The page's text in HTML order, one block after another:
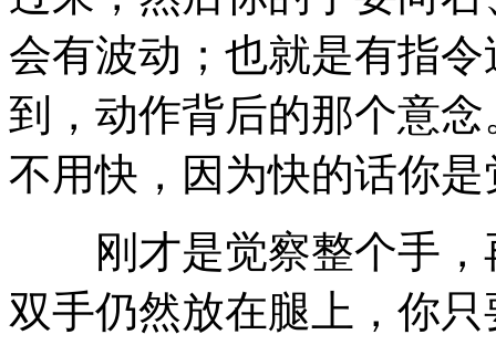
会有波动；也就是有指
到，动作背后的那个意
不用快，因为快的话你
刚才是觉察整个手，
双手仍然放在腿上，你